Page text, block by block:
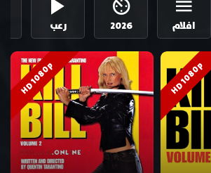
افلام 2026 رعب
HD 1080p
HD 1080p